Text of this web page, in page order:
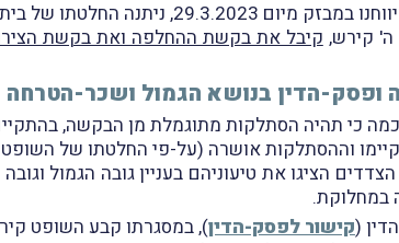
ה' קירש,קיבל את בקשת ההחלפה ואת בקשת
הדין בנושא הגמול ושכר-הטרחה
כי תהיה הסתלקות מתוגמלת מן הבקשה,
וההסתלקות אושרה (על-פי החלטתו של השופט קירש
הציגו את טיעוניהם בעניין גובה הגמול
במחלוקת.
קישור לפסק-הדין), במסגרתו קבע השופט